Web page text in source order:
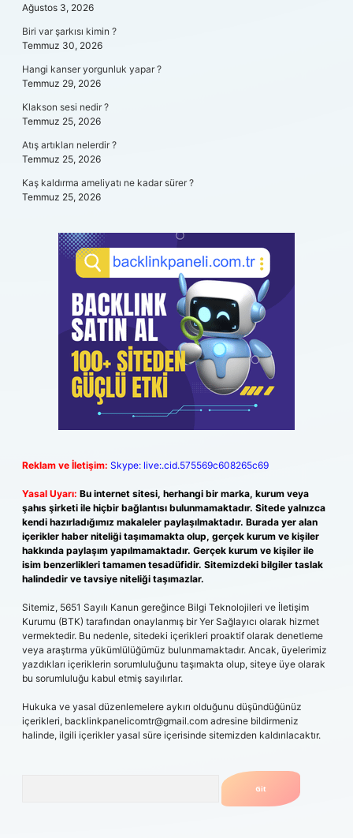
Ağustos 3, 2026
Biri var şarkısı kimin ?
Temmuz 30, 2026
Hangi kanser yorgunluk yapar ?
Temmuz 29, 2026
Klakson sesi nedir ?
Temmuz 25, 2026
Atış artıkları nelerdir ?
Temmuz 25, 2026
Kaş kaldırma ameliyatı ne kadar sürer ?
Temmuz 25, 2026
Reklam ve İletişim: Skype: live:.cid.575569c608265c69
Yasal Uyarı: Bu internet sitesi, herhangi bir marka, kurum veya
şahıs şirketi ile hiçbir bağlantısı bulunmamaktadır. Sitede yalnızca
kendi hazırladığımız makaleler paylaşılmaktadır. Burada yer alan
içerikler haber niteliği taşımamakta olup, gerçek kurum ve kişiler
hakkında paylaşım yapılmamaktadır. Gerçek kurum ve kişiler ile
isim benzerlikleri tamamen tesadüfidir. Sitemizdeki bilgiler taslak
halindedir ve tavsiye niteliği taşımazlar.
Sitemiz, 5651 Sayılı Kanun gereğince Bilgi Teknolojileri ve İletişim
Kurumu (BTK) tarafından onaylanmış bir Yer Sağlayıcı olarak hizmet
vermektedir. Bu nedenle, sitedeki içerikleri proaktif olarak denetleme
veya araştırma yükümlülüğümüz bulunmamaktadır. Ancak, üyelerimiz
yazdıkları içeriklerin sorumluluğunu taşımakta olup, siteye üye olarak
bu sorumluluğu kabul etmiş sayılırlar.
Hukuka ve yasal düzenlemelere aykırı olduğunu düşündüğünüz
içerikleri, backlinkpanelicomtr@gmail.com adresine bildirmeniz
halinde, ilgili içerikler yasal süre içerisinde sitemizden kaldırılacaktır.